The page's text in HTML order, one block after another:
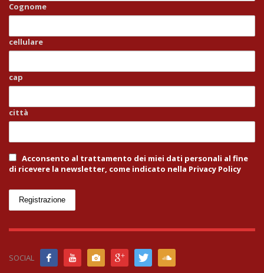
Cognome
cellulare
cap
città
Acconsento al trattamento dei miei dati personali al fine
di ricevere la newsletter, come indicato nella Privacy Policy
SOCIAL